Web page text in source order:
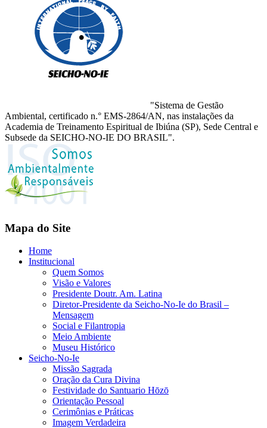
"Sistema de Gestão
Ambiental, certificado n.° EMS-2864/AN, nas instalações da
Academia de Treinamento Espiritual de Ibiúna (SP), Sede Central e
Subsede da SEICHO-NO-IE DO BRASIL".
Mapa do Site
Home
Institucional
Quem Somos
Visão e Valores
Presidente Doutr. Am. Latina
Diretor-Presidente da Seicho-No-Ie do Brasil –
Mensagem
Social e Filantropia
Meio Ambiente
Museu Histórico
Seicho-No-Ie
Missão Sagrada
Oração da Cura Divina
Festividade do Santuario Hōzō
Orientação Pessoal
Cerimônias e Práticas
Imagem Verdadeira